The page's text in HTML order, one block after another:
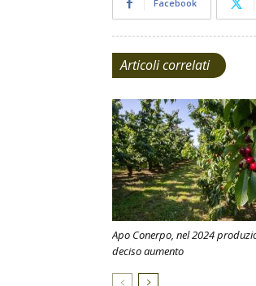
Facebook
Articoli correlati
Apo Conerpo, nel 2024
deciso aumento